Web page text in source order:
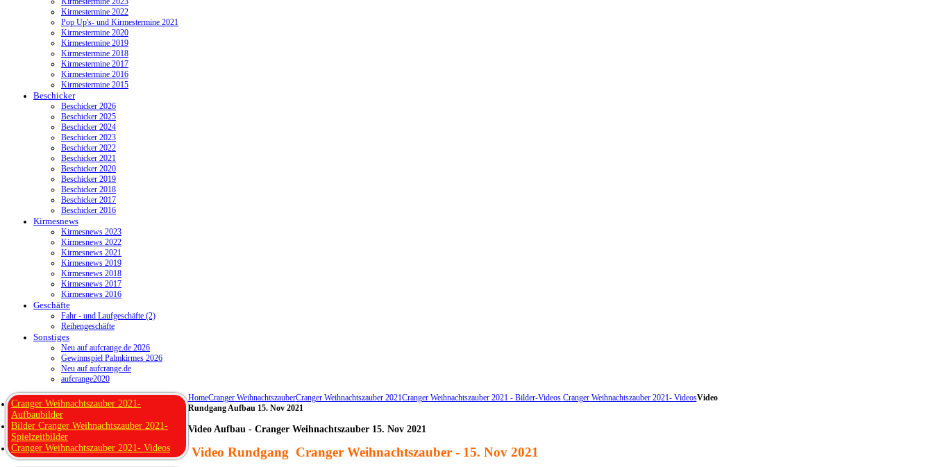
Kirmestermine 2022
Pop Up's- und Kirmestermine 2021
Kirmestermine 2020
Kirmestermine 2019
Kirmestermine 2018
Kirmestermine 2017
Kirmestermine 2016
Kirmestermine 2015
Beschicker
Beschicker 2026
Beschicker 2025
Beschicker 2024
Beschicker 2023
Beschicker 2022
Beschicker 2021
Beschicker 2020
Beschicker 2019
Beschicker 2018
Beschicker 2017
Beschicker 2016
Kirmesnews
Kirmesnews 2023
Kirmesnews 2022
Kirmesnews 2021
Kirmesnews 2019
Kirmesnews 2018
Kirmesnews 2017
Kirmesnews 2016
Geschäfte
Fahr - und Laufgeschäfte (2)
Reihengeschäfte
Sonstiges
Neu auf aufcrange.de 2026
Gewinnspiel Palmkirmes 2026
Neu auf aufcrange.de
aufcrange2020
HomeCranger WeihnachtszauberCranger Weihnachtszauber 2021Cranger Weihnachtszauber 2021 - Bilder-Videos Cranger Weihnachtszauber 2021- VideosVideo
Rundgang Aufbau 15. Nov 2021
Video Aufbau - Cranger Weihnachtszauber 15. Nov 2021
Video Rundgang Cranger Weihnachtszauber - 15. Nov 2021
Cranger Weihnachtszauber 2021-
Aufbaubilder
Bilder Cranger Weihnachtszauber 2021-
Spielzeitbilder
Cranger Weihnachtszauber 2021- Videos